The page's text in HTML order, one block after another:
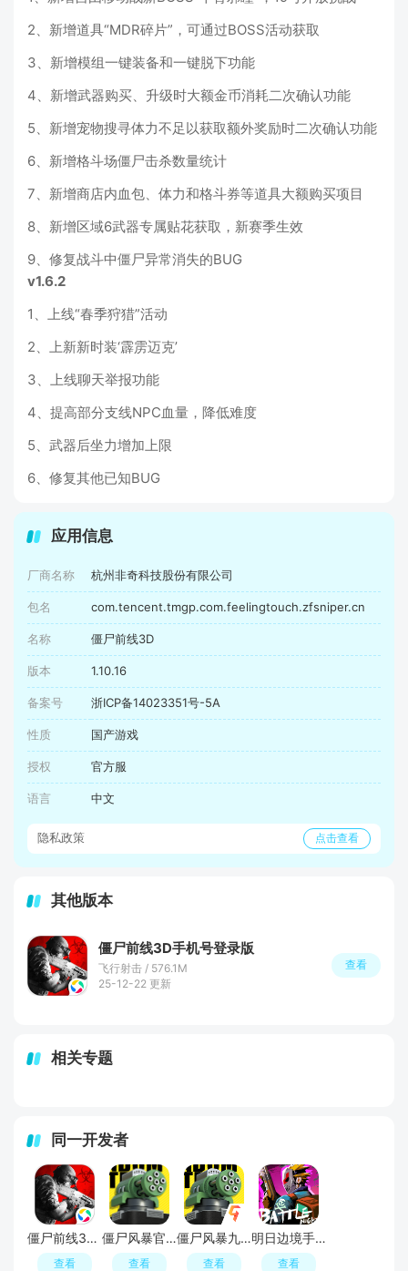
2、新增道具“MDR碎片”，可通过BOSS活动获取
3、新增模组一键装备和一键脱下功能
4、新增武器购买、升级时大额金币消耗二次确认功能
5、新增宠物搜寻体力不足以获取额外奖励时二次确认功能
6、新增格斗场僵尸击杀数量统计
7、新增商店内血包、体力和格斗券等道具大额购买项目
8、新增区域6武器专属贴花获取，新赛季生效
9、修复战斗中僵尸异常消失的BUG
v1.6.2
1、上线“春季狩猎”活动
2、上新新时装‘霹雳迈克’
3、上线聊天举报功能
4、提高部分支线NPC血量，降低难度
5、武器后坐力增加上限
6、修复其他已知BUG
应用信息
厂商名称 杭州非奇科技股份有限公司
包名 com.tencent.tmgp.com.feelingtouch.zfsniper.cn
名称 僵尸前线3D
版本 1.10.16
备案号 浙ICP备14023351号-5A
性质 国产游戏
授权 官方服
语言 中文
隐私政策 点击查看
其他版本
僵尸前线3D手机号登录版
飞行射击 / 576.1M
25-12-22 更新
查看
相关专题
同一开发者
僵尸前线3D手机号登录版
查看
僵尸风暴官方游戏中文版
查看
僵尸风暴九游渠道版最新版
查看
明日边境手游国服安装包
查看